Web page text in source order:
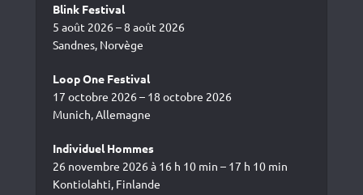
Blink Festival
5 août 2026 – 8 août 2026
Sandnes, Norvège
Loop One Festival
17 octobre 2026 – 18 octobre 2026
Munich, Allemagne
Individuel Hommes
26 novembre 2026 à 16 h 10 min – 17 h 10 min
Kontiolahti, Finlande